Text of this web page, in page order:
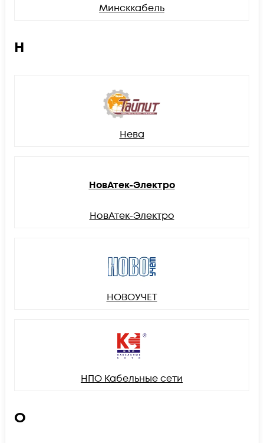
Минсккабель
Н
Нева
НовАтек-Электро
НовАтек-Электро
НОВОУЧЕТ
НПО Кабельные сети
О